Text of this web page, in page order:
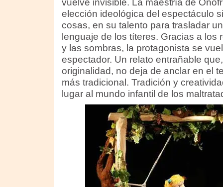
vuelve invisible. La maestría de
elección ideológica del espectáculo
cosas, en su talento para trasladar
lenguaje de los títeres. Gracias a los
y las sombras, la protagonista se
espectador. Un relato entrañable
originalidad, no deja de anclar en el
más tradicional. Tradición y
lugar al mundo infantil de los